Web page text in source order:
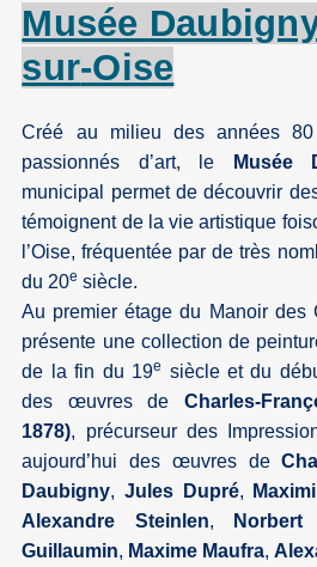
Musée
sur-Oise
Créé au milieu des années
passionnés d’art, le
Musée
municipal permet de découvrir
témoignent de la vie artistique
l’Oise, fréquentée par de très
du 20e siècle.
Au premier étage du Manoir des
présente une collection de
de la fin du 19e siècle et du
des œuvres de Charles-
1878), précurseur des
aujourd’hui des œuvres de
Daubigny,Jules Dupré,
Alexandre Steinlen, Norbert
Guillaumin, Maxime Maufra,